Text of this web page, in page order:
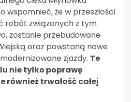
wspomnieć, że w przeszłości
robót związanych z tym
zostanie przebudowane
oraz powstaną nowe
zjazdy. Te
nie tylko poprawę
trwałość całej